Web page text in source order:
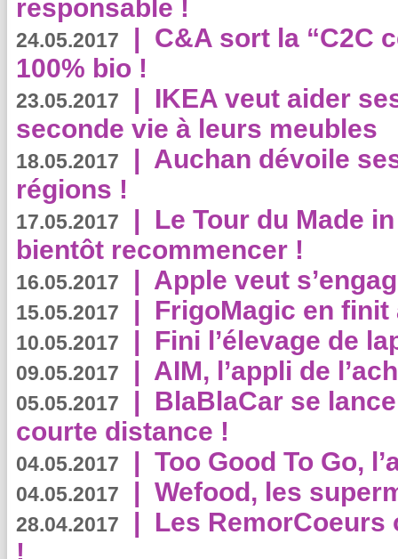
responsable !
24.05.2017 | C&A sort la “C2C
100% bio !
23.05.2017 | IKEA veut aider
seconde vie à leurs meubles
18.05.2017 | Auchan dévoile
régions !
17.05.2017 | Le Tour du Made
bientôt recommencer !
16.05.2017 | Apple veut
15.05.2017 | FrigoMagic en
10.05.2017 | Fini l’élevage de
09.05.2017 | AIM, l’appli de
05.05.2017 | BlaBlaCar se
courte distance !
04.05.2017 | Too Good To Go,
04.05.2017 | Wefood, les
28.04.2017 | Les RemorCoeurs
!